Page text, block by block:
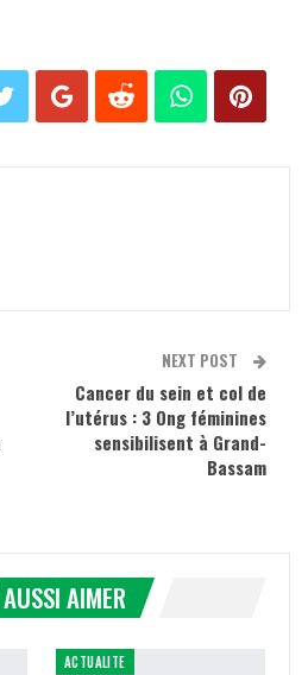
NEXT POST
Cancer du sein et col de
l’utérus : 3 Ong féminines
sensibilisent à Grand-
Bassam
AIMER
ACTUALITE